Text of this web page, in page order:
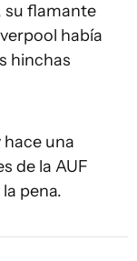
su flamante
había
hinchas
hace una
de la AUF
pena.